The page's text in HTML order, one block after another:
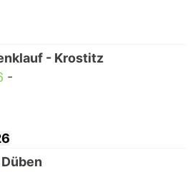
- Krostitz
-